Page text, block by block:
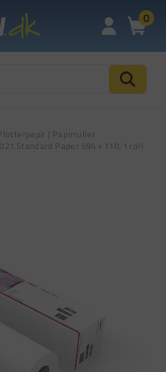
0
| Papirruller
Standard Paper 594 x 110, 1 roll